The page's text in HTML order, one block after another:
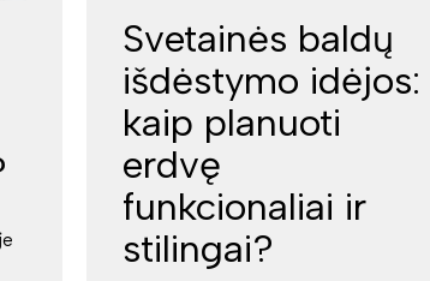
Svetainės baldų
išdėstymo idėjos:
kaip planuoti
erdvę
funkcionaliai ir
stilingai?